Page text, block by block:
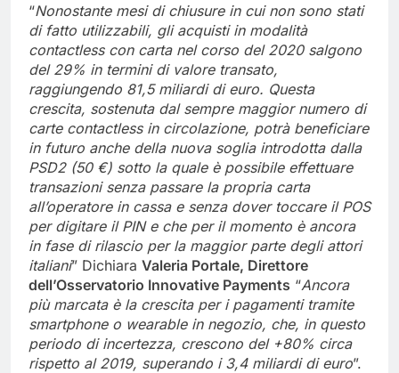
“Nonostante mesi di chiusure in cui non sono stati
di fatto utilizzabili, gli acquisti in modalità
contactless con carta nel corso del 2020 salgono
del 29% in termini di valore transato,
raggiungendo 81,5 miliardi di euro. Questa
crescita, sostenuta dal sempre maggior numero di
carte contactless in circolazione, potrà beneficiare
in futuro anche della nuova soglia introdotta dalla
PSD2 (50 €) sotto la quale è possibile effettuare
transazioni senza passare la propria carta
all’operatore in cassa e senza dover toccare il POS
per digitare il PIN e che per il momento è ancora
in fase di rilascio per la maggior parte degli attori
italiani” Dichiara Valeria Portale, Direttore
dell’Osservatorio Innovative Payments “Ancora
più marcata è la crescita per i pagamenti tramite
smartphone o wearable in negozio, che, in questo
periodo di incertezza, crescono del +80% circa
rispetto al 2019, superando i 3,4 miliardi di euro”.